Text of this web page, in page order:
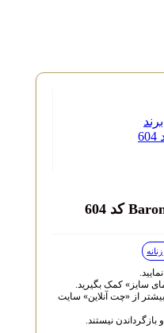
کمک بگیرید.
«چت آنلاین» سایت
نیستند.